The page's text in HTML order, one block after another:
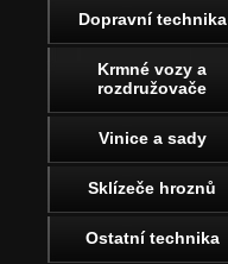
Dopravní technika
Krmné vozy a
rozdružovače
Vinice a sady
Sklízeče hroznů
Ostatní technika